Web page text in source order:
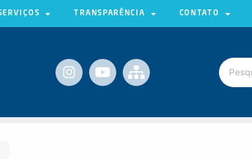
TRANSPARÊNCIA CONTATO